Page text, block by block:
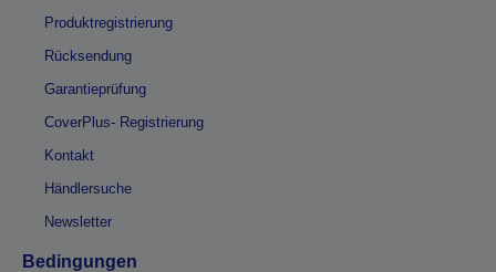
Produktregistrierung
Rücksendung
Garantieprüfung
CoverPlus- Registrierung
Kontakt
Händlersuche
Newsletter
Bedingungen